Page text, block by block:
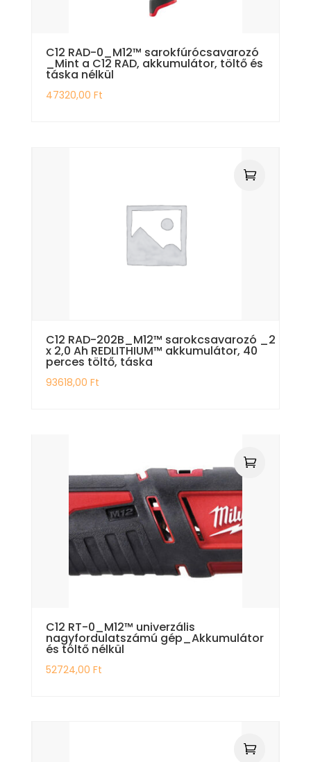
C12 RAD-0_M12™ sarokfúrócsavarozó
_Mint a C12 RAD, akkumulátor, töltő és
táska nélkül
47320,00 Ft
C12 RAD-202B_M12™ sarokcsavarozó _2
x 2,0 Ah REDLITHIUM™ akkumulátor, 40
perces töltő, táska
93618,00 Ft
C12 RT-0_M12™ univerzális
nagyfordulatszámú gép_Akkumulátor
és töltő nélkül
52724,00 Ft